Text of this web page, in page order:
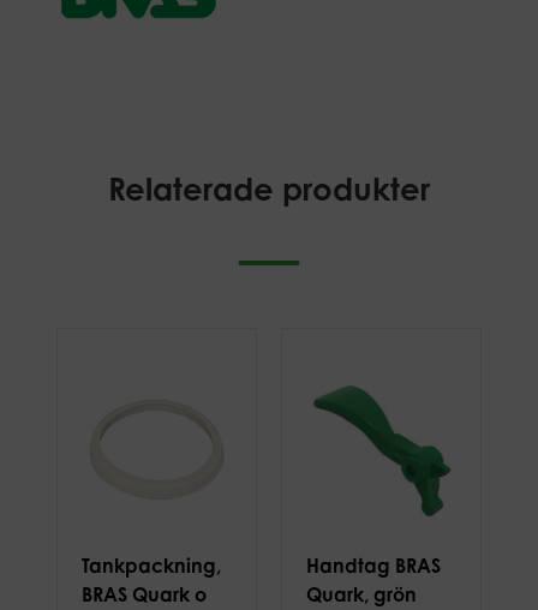
Relaterade produkter
Tankpackning,
BRAS Quark o
Handtag BRAS
Quark, grön